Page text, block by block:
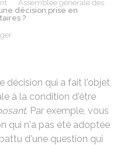
Assemblée générale des
décision prise en
?
décision qui a fait l'objet
à la condition d'être
. Par exemple, vous
qui n'a pas été adoptée
d'une question qui